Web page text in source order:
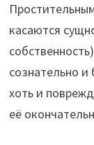
касаются
сознательно и
хоть и
её